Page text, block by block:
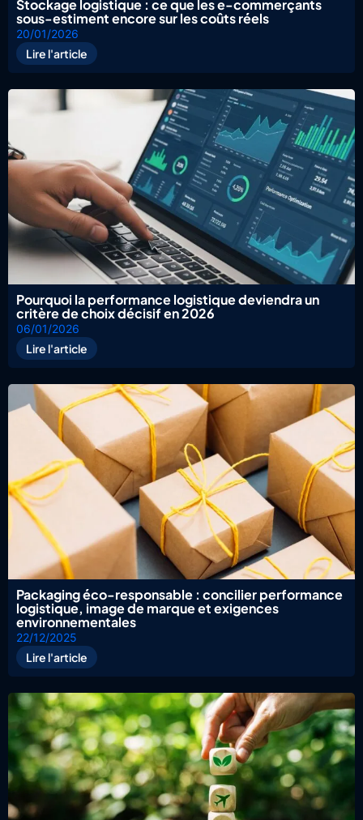
Stockage logistique : ce que les e-commerçants
sous-estiment encore sur les coûts réels
20/01/2026
Lire l'article
Pourquoi la performance logistique deviendra un
critère de choix décisif en 2026
06/01/2026
Lire l'article
Packaging éco-responsable : concilier performance
logistique, image de marque et exigences
environnementales
22/12/2025
Lire l'article